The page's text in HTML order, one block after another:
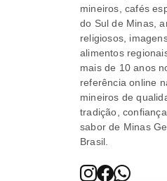
mineiros, cafés
do Sul de Minas,
religiosos,
alimentos
mais de 10 anos
referência online
mineiros de
tradição,
sabor de Minas
Brasil.